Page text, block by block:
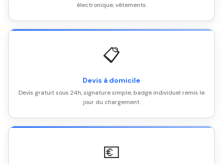
électronique, vêtements.
📋
Devis à domicile
Devis gratuit sous 24h, signature simple, badge individuel remis le
jour du chargement.
💶